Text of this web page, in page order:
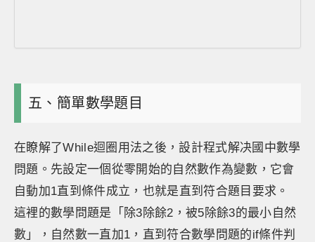
五、簡單數學題目
在瞭解了While迴圈用法之後，設計程式解决國中數學
問題。先設定一個從零開始的自然數作為變數，它會
自動加1直到條件成立，也就是直到符合題目要求。
這裡的數學問題是「除3除餘2，被5除餘3的最小自然
數」，自然數一直加1，直到符合數學問題的if條件判